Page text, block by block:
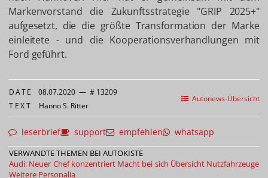
Markenvorstand die Zukunftsstrategie "GRIP 2025+"
aufgesetzt, die die größte Transformation der Marke
einleitete - und die Kooperationsverhandlungen mit
Ford geführt.
Autonews-Übersicht
DATE 08.07.2020 — # 13209
TEXT Hanno S. Ritter
leserbrief support empfehlen whatsapp
VERWANDTE THEMEN BEI AUTOKISTE
Audi: Neuer Chef konzentriert Macht bei sich Übersicht Nutzfahrzeuge
Weitere Personalia